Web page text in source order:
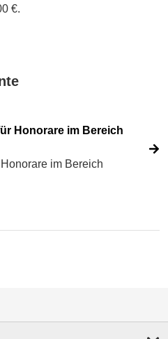
€.
Honorare im Bereich
im Bereich